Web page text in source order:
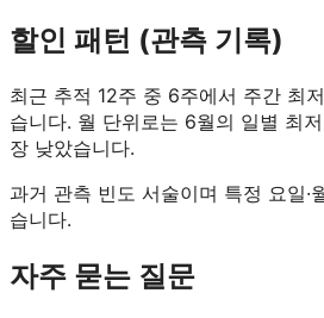
할인 패턴 (관측 기록)
최근 추적 12주 중 6주에서 주간 최
습니다. 월 단위로는 6월의 일별 최
장 낮았습니다.
과거 관측 빈도 서술이며 특정 요일·
습니다.
자주 묻는 질문